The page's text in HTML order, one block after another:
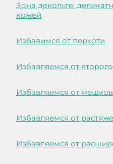
Зона декольте:
кожей
Избавимся от перхоти
Избавляемся от
Избавляемся от
Избавляемся от
Избавляемся от